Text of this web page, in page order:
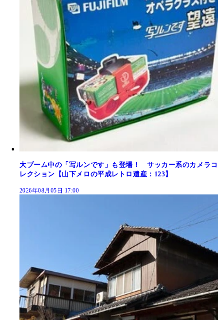
大ブーム中の「写ルンです」も登場！ サッカー系のカメラコ
レクション【山下メロの平成レトロ遺産：123】
2026年08月05日 17:00